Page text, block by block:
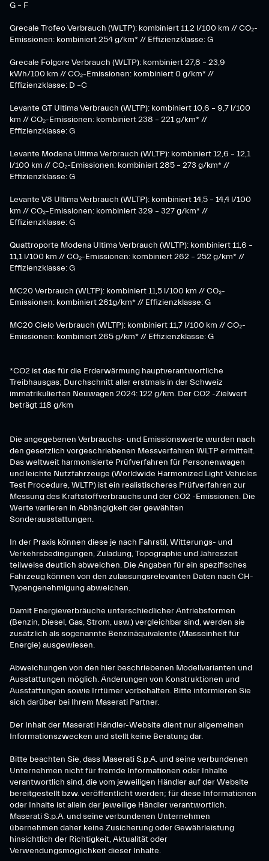
G – F
Grecale Trofeo Verbrauch (WLTP): kombiniert 11,2 l/100 km // CO₂-
Emissionen: kombiniert 254 g/km* // Effizienzklasse: G
Grecale Folgore Verbrauch (WLTP): kombiniert 27,8 – 23,9
kWh/100 km // CO₂-Emissionen: kombiniert 0 g/km* //
Effizienzklasse: D –C
Levante GT Ultima Verbrauch (WLTP): kombiniert 10,6 – 9,7 l/100
km // CO₂-Emissionen: kombiniert 238 – 221 g/km* //
Effizienzklasse: G
Levante Modena Ultima Verbrauch (WLTP): kombiniert 12,6 – 12,1
l/100 km // CO₂-Emissionen: kombiniert 285 – 273 g/km* //
Effizienzklasse: G
Levante V8 Ultima Verbrauch (WLTP): kombiniert 14,5 – 14,4 l/100
km // CO₂-Emissionen: kombiniert 329 – 327 g/km* //
Effizienzklasse: G
Quattroporte Modena Ultima Verbrauch (WLTP): kombiniert 11,6 –
11,1 l/100 km // CO₂-Emissionen: kombiniert 262 – 252 g/km* //
Effizienzklasse: G
MC20 Verbrauch (WLTP): kombiniert 11,5 l/100 km // CO₂-
Emissionen: kombiniert 261g/km* // Effizienzklasse: G
MC20 Cielo Verbrauch (WLTP): kombiniert 11,7 l/100 km // CO₂-
Emissionen: kombiniert 265 g/km* // Effizienzklasse: G
*CO2 ist das für die Erderwärmung hauptverantwortliche
Treibhausgas; Durchschnitt aller erstmals in der Schweiz
immatrikulierten Neuwagen 2024: 122 g/km. Der CO2 -Zielwert
beträgt 118 g/km
Die angegebenen Verbrauchs- und Emissionswerte wurden nach
den gesetzlich vorgeschriebenen Messverfahren WLTP ermittelt.
Das weltweit harmonisierte Prüfverfahren für Personenwagen
und leichte Nutzfahrzeuge (Worldwide Harmonized Light Vehicles
Test Procedure, WLTP) ist ein realistischeres Prüfverfahren zur
Messung des Kraftstoffverbrauchs und der CO2 -Emissionen. Die
Werte variieren in Abhängigkeit der gewählten
Sonderausstattungen.
In der Praxis können diese je nach Fahrstil, Witterungs- und
Verkehrsbedingungen, Zuladung, Topographie und Jahreszeit
teilweise deutlich abweichen. Die Angaben für ein spezifisches
Fahrzeug können von den zulassungsrelevanten Daten nach CH-
Typengenehmigung abweichen.
Damit Energieverbräuche unterschiedlicher Antriebsformen
(Benzin, Diesel, Gas, Strom, usw.) vergleichbar sind, werden sie
zusätzlich als sogenannte Benzinäquivalente (Masseinheit für
Energie) ausgewiesen.
Abweichungen von den hier beschriebenen Modellvarianten und
Ausstattungen möglich. Änderungen von Konstruktionen und
Ausstattungen sowie Irrtümer vorbehalten. Bitte informieren Sie
sich darüber bei Ihrem Maserati Partner.
Der Inhalt der Maserati Händler-Website dient nur allgemeinen
Informationszwecken und stellt keine Beratung dar.
Bitte beachten Sie, dass Maserati S.p.A. und seine verbundenen
Unternehmen nicht für fremde Informationen oder Inhalte
verantwortlich sind, die vom jeweiligen Händler auf der Website
bereitgestellt bzw. veröffentlicht werden; für diese Informationen
oder Inhalte ist allein der jeweilige Händler verantwortlich.
Maserati S.p.A. und seine verbundenen Unternehmen
übernehmen daher keine Zusicherung oder Gewährleistung
hinsichtlich der Richtigkeit, Aktualität oder
Verwendungsmöglichkeit dieser Inhalte.